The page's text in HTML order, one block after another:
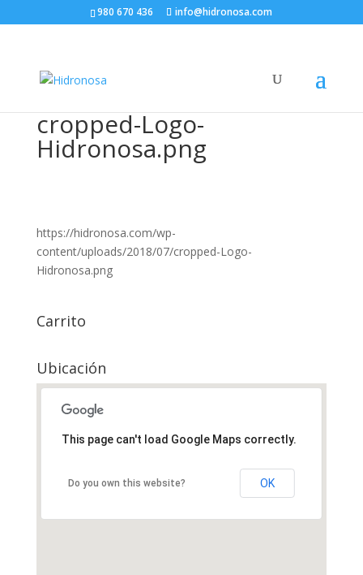
980 670 436 info@hidronosa.com
cropped-Logo-
Hidronosa.png
https://hidronosa.com/wp-
content/uploads/2018/07/cropped-Logo-
Hidronosa.png
Carrito
Ubicación
This page can't load Google Maps correctly.
Do you own this website? OK